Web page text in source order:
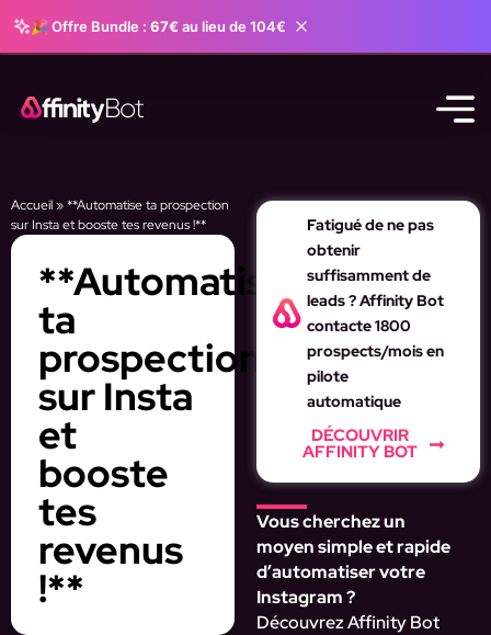
🎉 Offre Bundle : 67€ au lieu de 104€
Accueil»**Automatise ta prospection
sur Insta et booste tes revenus !**
**Automatise
ta
prospection
sur Insta
et
booste
tes
revenus
!**
Fatigué de ne pas
obtenir
suffisamment de
leads ? Affinity Bot
contacte 1800
prospects/mois en
pilote
automatique
DÉCOUVRIR
AFFINITY BOT
Vous cherchez un
moyen simple et rapide
d’automatiser votre
Instagram ?
Découvrez Affinity Bot